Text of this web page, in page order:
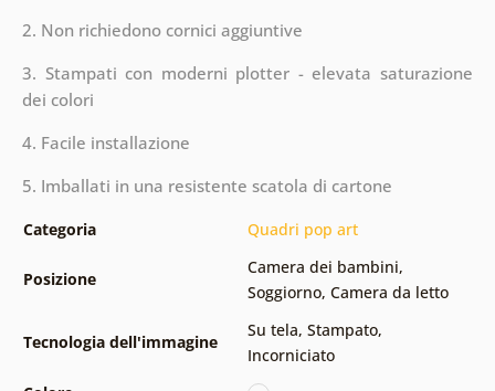
2. Non richiedono cornici aggiuntive
3. Stampati con moderni plotter - elevata saturazione
dei colori
4. Facile installazione
5. Imballati in una resistente scatola di cartone
Categoria Quadri pop art
Posizione
Camera dei bambini,
Soggiorno, Camera da letto
Tecnologia dell'immagine
Su tela, Stampato,
Incorniciato